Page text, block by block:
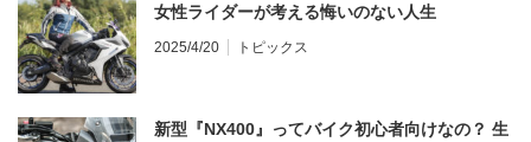
女性ライダーが考える悔いのない人生
2025/4/20 トピックス
新型『NX400』ってバイク初心者向けなの？ 生